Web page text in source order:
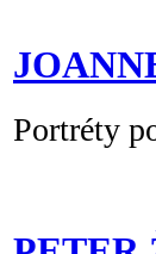
Portréty